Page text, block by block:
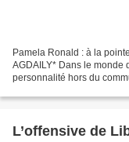
Pamela Ronald : à la
AGDAILY* Dans le monde
personnalité hors du
L’offensive de